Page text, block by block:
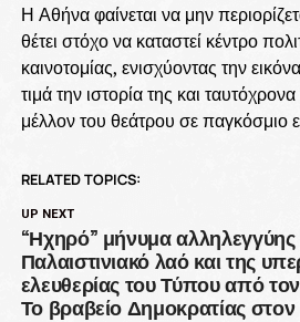
Η Αθήνα φαίνεται να μην
θέτει στόχο να καταστεί κέντρο
καινοτομίας, ενισχύοντας την
τιμά την ιστορία της και
μέλλον του θεάτρου σε παγκόσμιο
RELATED TOPICS:
UP NEXT
“Ηχηρό” μήνυμα
Παλαιστινιακό λαό και της
ελευθερίας του Τύπου από
Το βραβείο Δημοκρατίας στον